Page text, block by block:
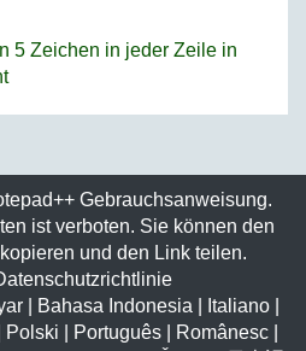
5 Zeichen in jeder Zeile in
Gebrauchsanweisung.
ist verboten. Sie können den
und den Link teilen.
| Bahasa Indonesia Italiano|
Polski Português| Românesc|